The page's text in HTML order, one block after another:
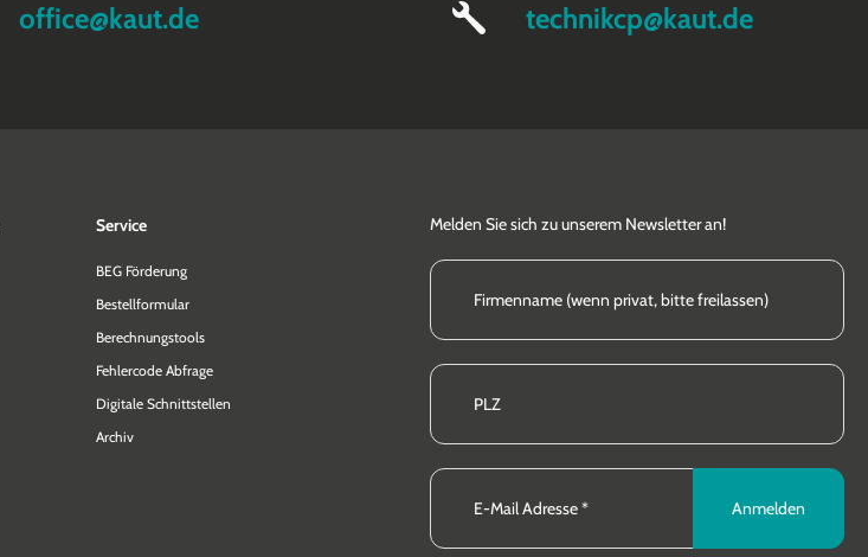
office@kaut.de technikcp@kaut.de
Service
BEG Förderung
Bestellformular
Berechnungstools
Fehlercode Abfrage
Digitale Schnittstellen
Archiv
Melden Sie sich zu unserem Newsletter an!
Anmelden